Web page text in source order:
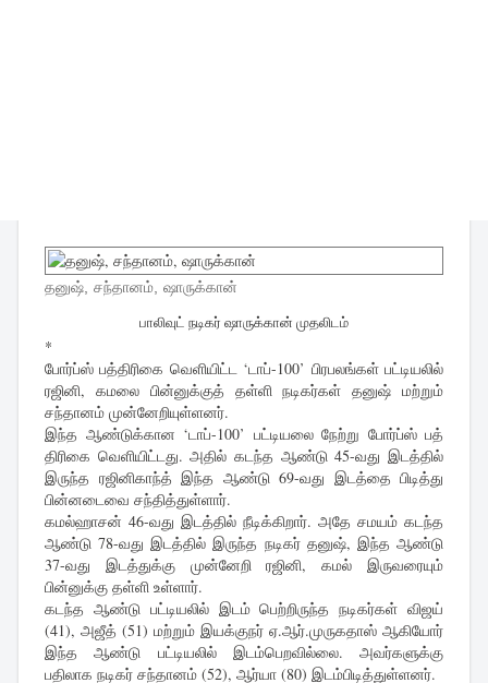
தனுஷ், சந்தானம், ஷாருக்கான்
பாலிவுட் நடிகர் ஷாருக்கான் முதலிடம்
*
போர்ப்ஸ் பத்திரிகை வெளியிட்ட ‘டாப்-100’ பிரபலங்கள் பட்டியலில்
ரஜினி, கமலை பின்னுக்குத் தள்ளி நடிகர்கள் தனுஷ் மற்றும்
சந்தானம் முன்னேறியுள்ளனர்.
இந்த ஆண்டுக்கான ‘டாப்-100’ பட்டியலை நேற்று போர்ப்ஸ் பத்
திரிகை வெளியிட்டது. அதில் கடந்த ஆண்டு 45-வது இடத்தில்
இருந்த ரஜினிகாந்த் இந்த ஆண்டு 69-வது இடத்தை பிடித்து
பின்னடைவை சந்தித்துள்ளார்.
கமல்ஹாசன் 46-வது இடத்தில் நீடிக்கிறார். அதே சமயம் கடந்த
ஆண்டு 78-வது இடத்தில் இருந்த நடிகர் தனுஷ், இந்த ஆண்டு
37-வது இடத்துக்கு முன்னேறி ரஜினி, கமல் இருவரையும்
பின்னுக்கு தள்ளி உள்ளார்.
கடந்த ஆண்டு பட்டியலில் இடம் பெற்றிருந்த நடிகர்கள் விஜய்
(41), அஜீத் (51) மற்றும் இயக்குநர் ஏ.ஆர்.முருகதாஸ் ஆகியோர்
இந்த ஆண்டு பட்டியலில் இடம்பெறவில்லை. அவர்களுக்கு
பதிலாக நடிகர் சந்தானம் (52), ஆர்யா (80) இடம்பிடித்துள்ளனர்.